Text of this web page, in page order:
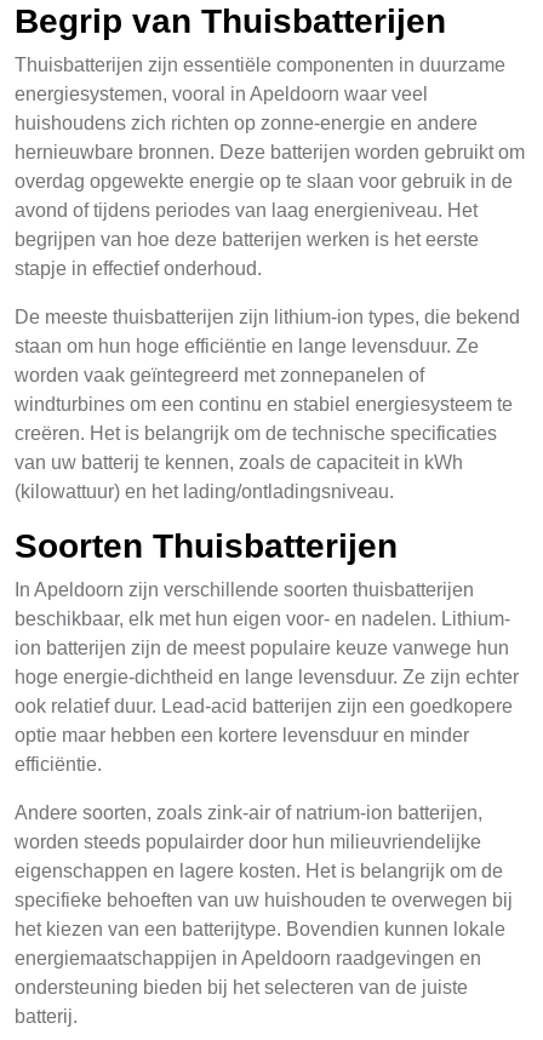
Begrip van Thuisbatterijen
Thuisbatterijen zijn essentiële componenten in duurzame
energiesystemen, vooral in Apeldoorn waar veel
huishoudens zich richten op zonne-energie en andere
hernieuwbare bronnen. Deze batterijen worden gebruikt om
overdag opgewekte energie op te slaan voor gebruik in de
avond of tijdens periodes van laag energieniveau. Het
begrijpen van hoe deze batterijen werken is het eerste
stapje in effectief onderhoud.
De meeste thuisbatterijen zijn lithium-ion types, die bekend
staan om hun hoge efficiëntie en lange levensduur. Ze
worden vaak geïntegreerd met zonnepanelen of
windturbines om een continu en stabiel energiesysteem te
creëren. Het is belangrijk om de technische specificaties
van uw batterij te kennen, zoals de capaciteit in kWh
(kilowattuur) en het lading/ontladingsniveau.
Soorten Thuisbatterijen
In Apeldoorn zijn verschillende soorten thuisbatterijen
beschikbaar, elk met hun eigen voor- en nadelen. Lithium-
ion batterijen zijn de meest populaire keuze vanwege hun
hoge energie-dichtheid en lange levensduur. Ze zijn echter
ook relatief duur. Lead-acid batterijen zijn een goedkopere
optie maar hebben een kortere levensduur en minder
efficiëntie.
Andere soorten, zoals zink-air of natrium-ion batterijen,
worden steeds populairder door hun milieuvriendelijke
eigenschappen en lagere kosten. Het is belangrijk om de
specifieke behoeften van uw huishouden te overwegen bij
het kiezen van een batterijtype. Bovendien kunnen lokale
energiemaatschappijen in Apeldoorn raadgevingen en
ondersteuning bieden bij het selecteren van de juiste
batterij.